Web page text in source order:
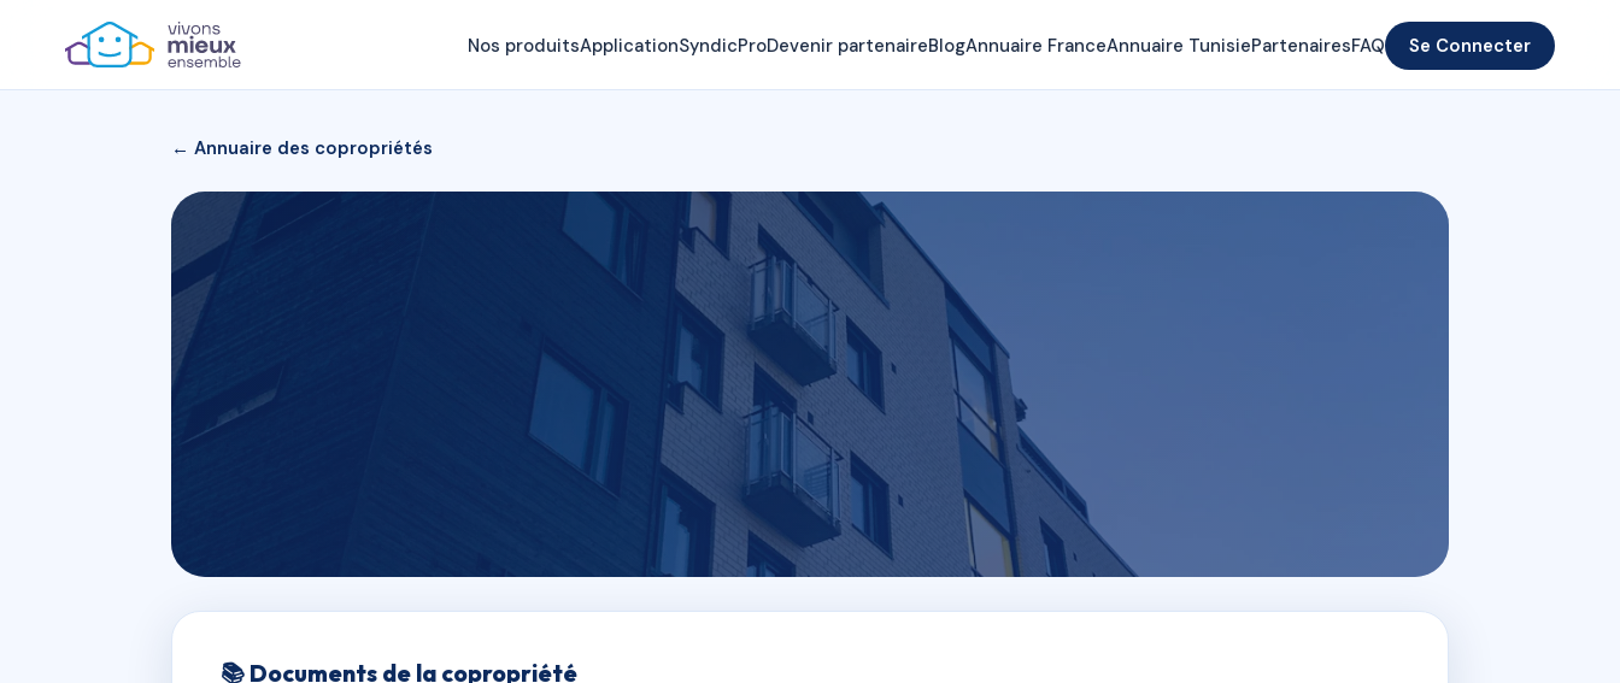
Nos produitsApplicationSyndicProDevenir partenaireBlogAnnuaire FranceAnnuaire TunisiePartenairesFAQ Se Connecter
← Annuaire des copropriétés
📚 Documents de la copropriété